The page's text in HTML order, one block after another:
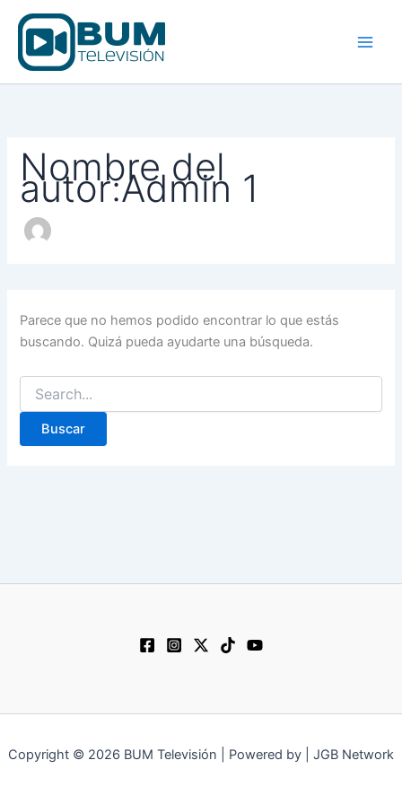
contenido
Nombre del
autor:Admin 1
Parece que no hemos podido encontrar lo que estás
buscando. Quizá pueda ayudarte una búsqueda.
por:
Copyright © 2026 BUM Televisión | Powered by | JGB Network